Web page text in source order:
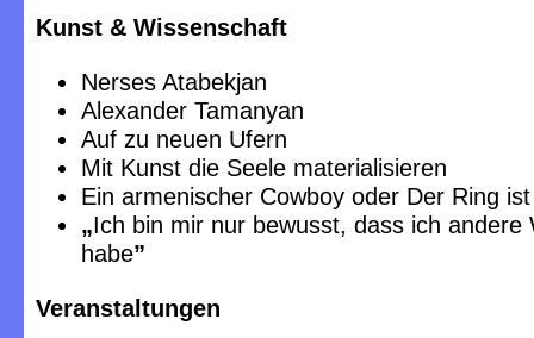
Kunst & Wissenschaft
Nerses Atabekjan
Alexander Tamanyan
Auf zu neuen Ufern
Mit Kunst die Seele materialisieren
Ein armenischer Cowboy oder Der Ring
„Ich bin mir nur bewusst, dass ich andere
habe”
Veranstaltungen